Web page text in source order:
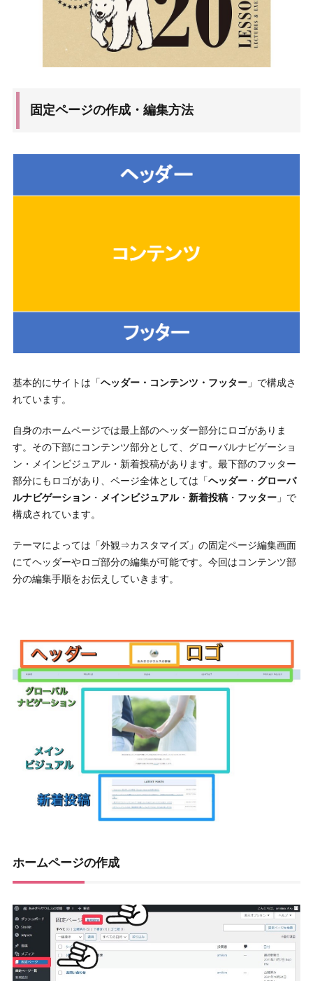
固定ページの作成・編集方法
基本的にサイトは「 ヘッダー・コンテンツ・フッター」で構成さ
れています。
自身のホームページでは最上部のヘッダー部分にロゴがありま
す。その下部にコンテンツ部分として、グローバルナビゲーショ
ン・メインビジュアル・新着投稿があります。最下部のフッター
部分にもロゴがあり、ページ全体としては「 ヘッダー・ グローバ
ルナビゲーション・ メインビジュアル・ 新着投稿・ フッター」で
構成されています。
テーマによっては「外観⇒カスタマイズ」の固定ページ編集画面
にてヘッダーやロゴ部分の編集が可能です。今回はコンテンツ部
分の編集手順をお伝えしていきます。
ホームページの作成